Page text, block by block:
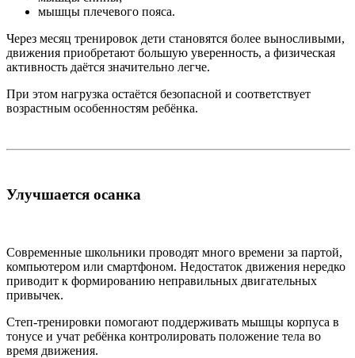
мышцы плечевого пояса.
Через месяц тренировок дети становятся более выносливыми,
движения приобретают большую уверенность, а физическая
активность даётся значительно легче.
При этом нагрузка остаётся безопасной и соответствует
возрастным особенностям ребёнка.
Улучшается осанка
Современные школьники проводят много времени за партой,
компьютером или смартфоном. Недостаток движения нередко
приводит к формированию неправильных двигательных
привычек.
Степ-тренировки помогают поддерживать мышцы корпуса в
тонусе и учат ребёнка контролировать положение тела во
время движения.